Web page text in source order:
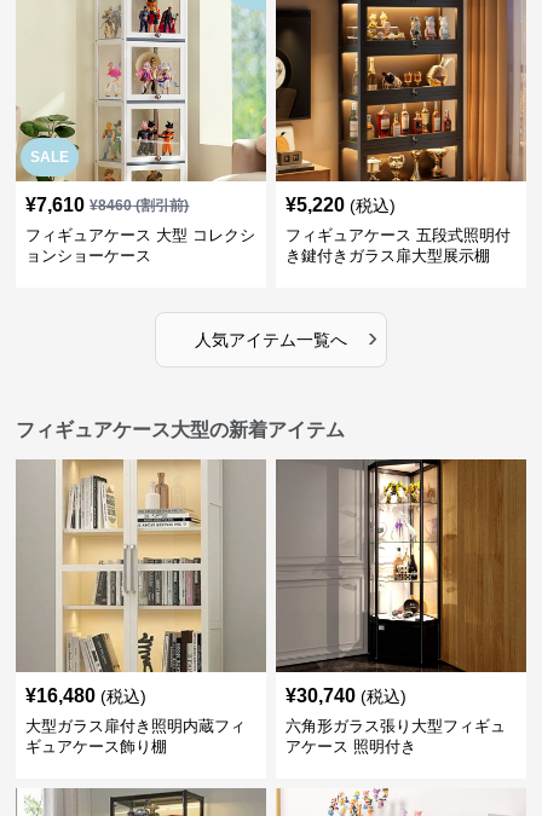
SALE
¥7,610 ¥8460(割引前)
フィギュアケース 大型 コレクシ
ョンショーケース
¥5,220 (税込)
フィギュアケース 五段式照明付
き鍵付きガラス扉大型展示棚
人気アイテム一覧へ ›
フィギュアケース大型の新着アイテム
¥16,480 (税込)
大型ガラス扉付き照明内蔵フィ
ギュアケース飾り棚
¥30,740 (税込)
六角形ガラス張り大型フィギュ
アケース 照明付き